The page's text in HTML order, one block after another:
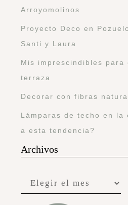
Arroyomolinos
Proyecto Deco en
Santi y Laura
Mis imprescindibles para
terraza
Decorar con fibras
Lámparas de techo en la
a esta tendencia?
Archivos